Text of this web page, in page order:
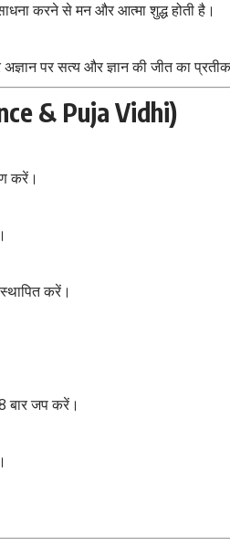
करने से मन और आत्मा शुद्ध होती है।
पर सत्य और ज्ञान की जीत का
& Puja Vidhi)
करें।
करें।
बार जप करें।